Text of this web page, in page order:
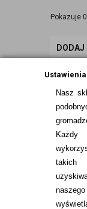
Nasz
takich
Pokazuje
DODAJ